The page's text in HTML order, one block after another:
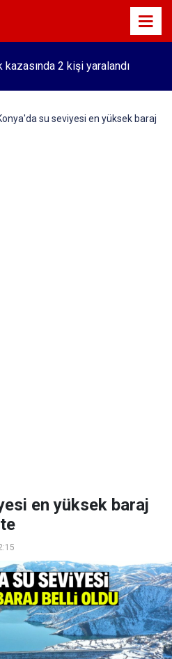
2 kişi yaralandı
su seviyesi en yüksek baraj
en yüksek baraj